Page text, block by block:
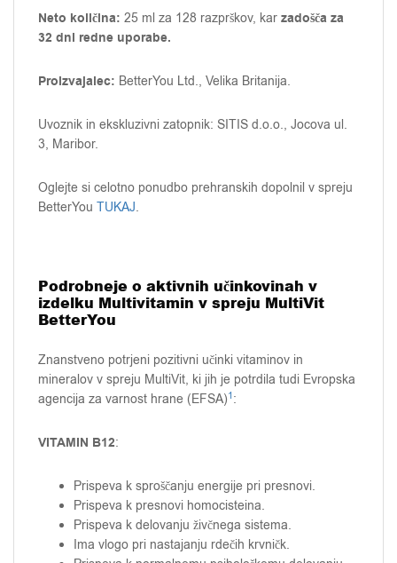
Neto količina: 25 ml za 128 razprškov, kar zadošča za
32 dni redne uporabe.
Proizvajalec: BetterYou Ltd., Velika Britanija.
Uvoznik in ekskluzivni zatopnik: SITIS d.o.o., Jocova ul.
3, Maribor.
Oglejte si celotno ponudbo prehranskih dopolnil v spreju
BetterYou TUKAJ.
Podrobneje o aktivnih učinkovinah v
izdelku Multivitamin v spreju MultiVit
BetterYou
Znanstveno potrjeni pozitivni učinki vitaminov in
mineralov v spreju MultiVit, ki jih je potrdila tudi Evropska
agencija za varnost hrane (EFSA)1 :
VITAMIN B12:
Prispeva k sproščanju energije pri presnovi.
Prispeva k presnovi homocisteina.
Prispeva k delovanju živčnega sistema.
Ima vlogo pri nastajanju rdečih krvničk.